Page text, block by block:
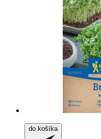
do košíka